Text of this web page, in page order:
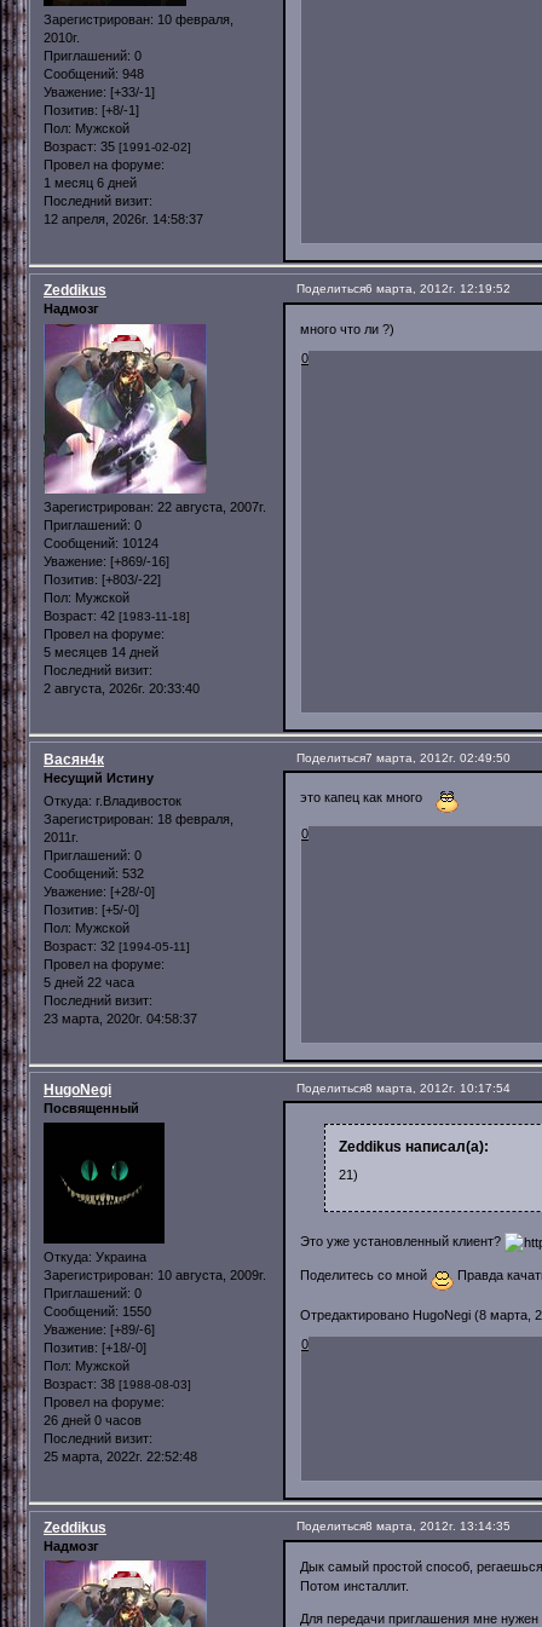
Зарегистрирован: 10 февраля,
2010г.
Приглашений: 0
Сообщений: 948
Уважение: [+33/-1]
Позитив: [+8/-1]
Пол: Мужской
Возраст: 35 [1991-02-02]
Провел на форуме:
1 месяц 6 дней
Последний визит:
12 апреля, 2026г. 14:58:37
Поделиться6 марта, 2012г. 12:19:52
Zeddikus
Надмозг
Зарегистрирован: 22 августа, 2007г.
Приглашений: 0
Сообщений: 10124
Уважение: [+869/-16]
Позитив: [+803/-22]
Пол: Мужской
Возраст: 42 [1983-11-18]
Провел на форуме:
5 месяцев 14 дней
Последний визит:
2 августа, 2026г. 20:33:40
много что ли ?)
0
Поделиться7 марта, 2012г. 02:49:50
Васян4к
Несущий Истину
Откуда: г.Владивосток
Зарегистрирован: 18 февраля,
2011г.
Приглашений: 0
Сообщений: 532
Уважение: [+28/-0]
Позитив: [+5/-0]
Пол: Мужской
Возраст: 32 [1994-05-11]
Провел на форуме:
5 дней 22 часа
Последний визит:
23 марта, 2020г. 04:58:37
это капец как много
0
Поделиться8 марта, 2012г. 10:17:54
HugoNegi
Посвященный
Откуда: Украина
Зарегистрирован: 10 августа, 2009г.
Приглашений: 0
Сообщений: 1550
Уважение: [+89/-6]
Позитив: [+18/-0]
Пол: Мужской
Возраст: 38 [1988-08-03]
Провел на форуме:
26 дней 0 часов
Последний визит:
25 марта, 2022г. 22:52:48
Zeddikus написал(а):
21)
Это уже установленный клиент?
Поделитесь со мной Правда
Отредактировано HugoNegi (8 марта,
0
Поделиться8 марта, 2012г. 13:14:35
Zeddikus
Надмозг
Дык самый простой способ,
Потом инсталлит.
Для передачи приглашения мне